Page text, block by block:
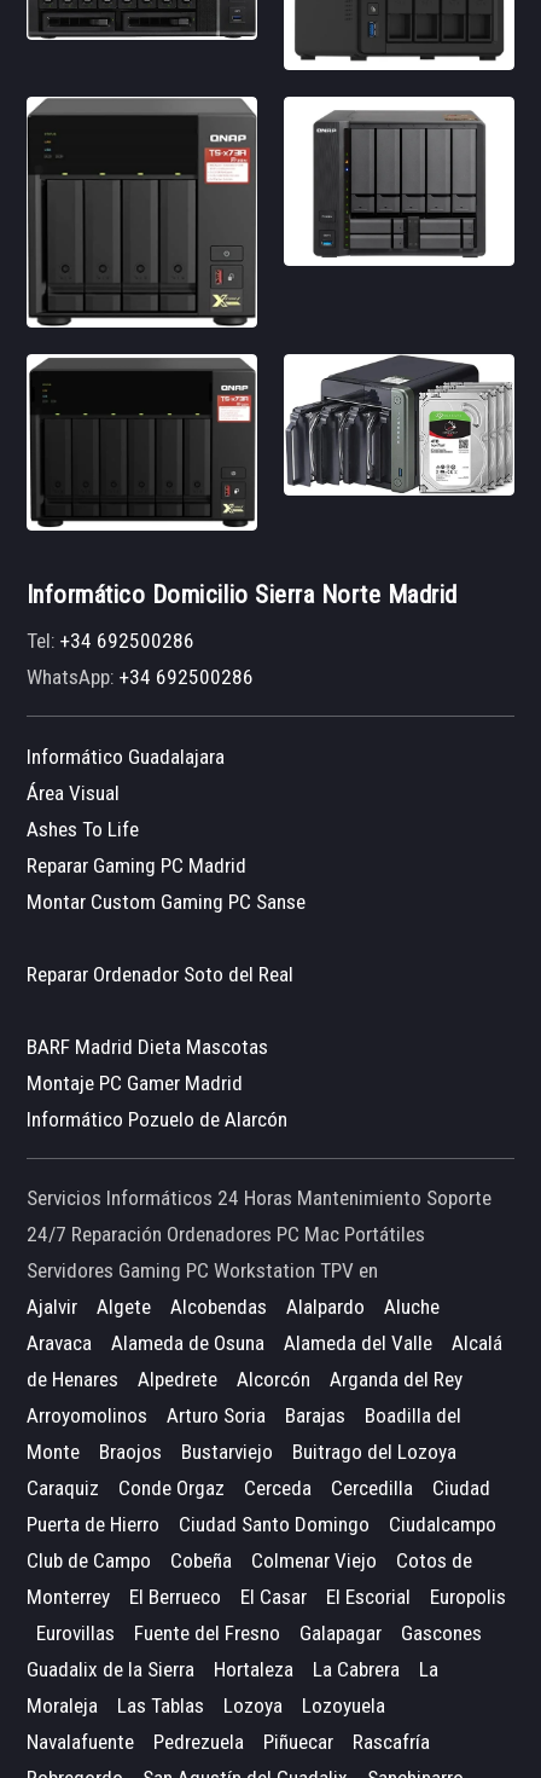
Informático Domicilio Sierra Norte Madrid
Tel:+34 692500286
WhatsApp:+34 692500286
Informático Guadalajara
Área Visual
Ashes To Life
Reparar Gaming PC Madrid
Montar Custom Gaming PC Sanse
Reparar Ordenador Soto del Real
BARF Madrid Dieta Mascotas
Montaje PC Gamer Madrid
Informático Pozuelo de Alarcón
Servicios Informáticos 24 Horas Mantenimiento Soporte
24/7 Reparación Ordenadores PC Mac Portátiles
Servidores Gaming PC Workstation TPV en
Ajalvir
Algete Alcobendas Alalpardo
Aluche
Aravaca
Alameda de Osuna Alameda del Valle
Alcalá
de Henares
Alpedrete Alcorcón
Arganda del Rey
Arroyomolinos
Arturo Soria Barajas
Boadilla del
Monte
Braojos Bustarviejo
Buitrago del Lozoya
Caraquiz
Conde Orgaz Cerceda Cercedilla
Ciudad
Puerta de Hierro
Ciudad Santo Domingo
Ciudalcampo
Club de Campo
Cobeña Colmenar Viejo
Cotos de
Monterrey
El Berrueco El Casar El Escorial
Europolis
Eurovillas
Fuente del Fresno Galapagar
Gascones
Guadalix de la Sierra
Hortaleza La Cabrera
La
Moraleja
Las Tablas Lozoya
Lozoyuela
Navalafuente
Pedrezuela Piñuecar
Rascafría